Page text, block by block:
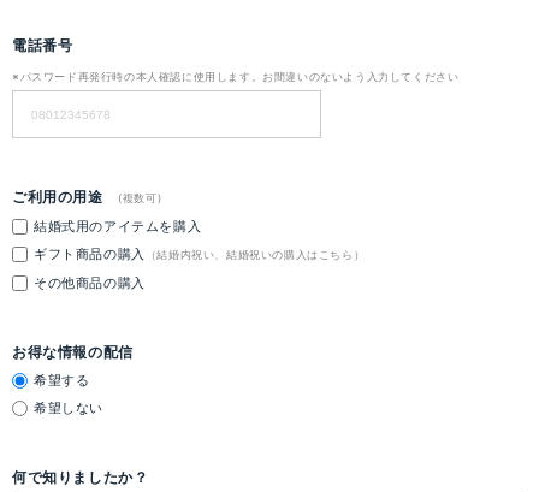
電話番号
※パスワード再発行時の本人確認に使用します。お間違いのないよう入力してください
ご利用の用途 (複数可)
結婚式用のアイテムを購入
ギフト商品の購入
（結婚内祝い、結婚祝いの購入はこちら）
その他商品の購入
お得な情報の配信
希望する
希望しない
何で知りましたか？